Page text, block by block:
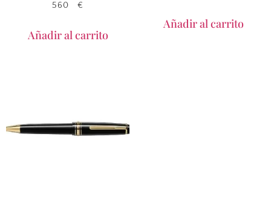
560€
Añadir al carrito
Añadir al carrito